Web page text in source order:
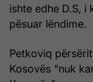
ishte edhe D.S, i
pësuar lëndime.
Petkoviq
Kosovës “nuk